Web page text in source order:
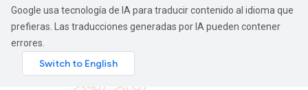
Google usa tecnología de IA para traducir contenido al idioma que
prefieras. Las traducciones generadas por IA pueden contener
errores.